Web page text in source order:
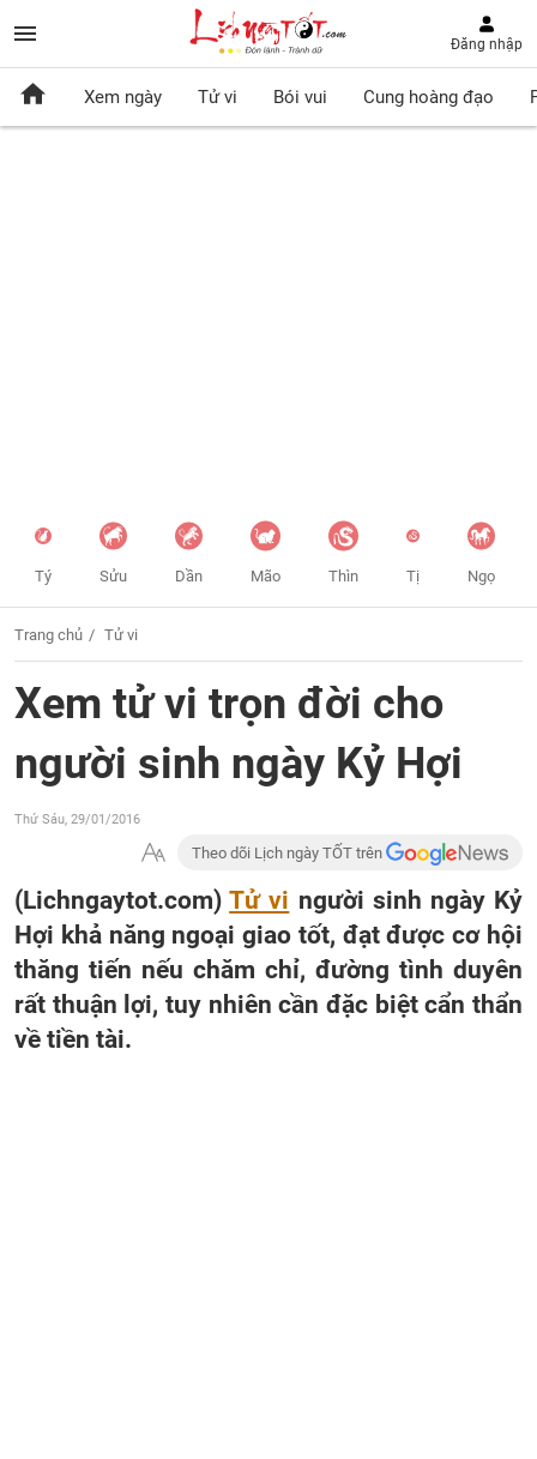
Đăng nhập
Xem ngày Tử vi Bói vui Cung hoàng đạo
Tý Sửu Dần Mão Thìn Tị Ngọ
Trang chủ Tử vi
Xem tử vi trọn đời cho
người sinh ngày Kỷ Hợi
Thứ Sáu, 29/01/2016
Theo dõi Lịch ngày TỐT trên
(Lichngaytot.com)Tử vi người sinh ngày Kỷ
Hợi khả năng ngoại giao tốt, đạt được cơ hội
thăng tiến nếu chăm chỉ, đường tình duyên
rất thuận lợi, tuy nhiên cần đặc biệt cẩn thẩn
về tiền tài.